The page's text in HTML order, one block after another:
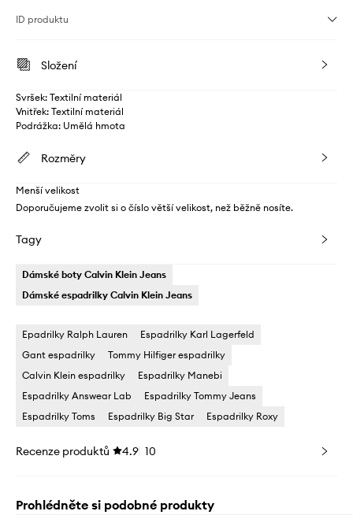
ID produktu
Složení
Svršek: Textilní materiál
Vnitřek: Textilní materiál
Podrážka: Umělá hmota
Rozměry
Menší velikost
Doporučujeme zvolit si o číslo větší velikost, než běžně nosíte.
Tagy
Dámské boty Calvin Klein Jeans
Dámské espadrilky Calvin Klein Jeans
Epadrilky Ralph Lauren
Espadrilky Karl Lagerfeld
Gant espadrilky
Tommy Hilfiger espadrilky
Calvin Klein espadrilky
Espadrilky Manebi
Espadrilky Answear Lab
Espadrilky Tommy Jeans
Espadrilky Toms
Espadrilky Big Star Espadrilky Roxy
Recenze produktů 4.9 10
Prohlédněte si podobné produkty